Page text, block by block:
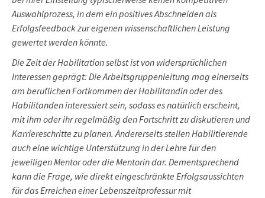
Auswahlprozess, in dem ein positives Abschneiden als
Erfolgsfeedback zur eigenen wissenschaftlichen Leistung
gewertet werden könnte.
Die Zeit der Habilitation selbst ist von widersprüchlichen
Interessen geprägt: Die Arbeitsgruppenleitung mag einerseits
am beruflichen Fortkommen der Habilitandin oder des
Habilitanden interessiert sein, sodass es natürlich erscheint,
mit ihm oder ihr regelmäßig den Fortschritt zu diskutieren und
Karriereschritte zu planen. Andererseits stellen Habilitierende
auch eine wichtige Unterstützung in der Lehre für den
jeweiligen Mentor oder die Mentorin dar. Dementsprechend
kann die Frage, wie direkt eingeschränkte Erfolgsaussichten
für das Erreichen einer Lebenszeitprofessur mit